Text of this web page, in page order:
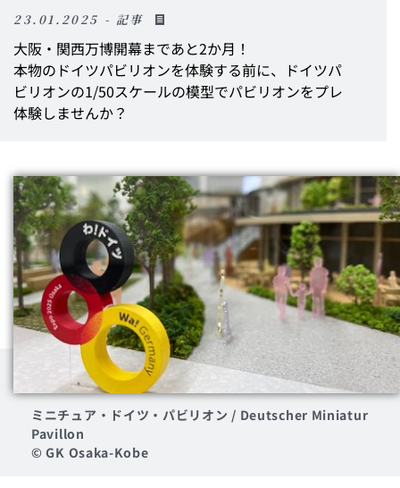
23.01.2025 - 記事
大阪・関西万博開幕まであと2か月！
本物のドイツパビリオンを体験する前に、ドイツパ
ビリオンの1/50スケールの模型でパビリオンをプレ
体験しませんか？
ミニチュア・ドイツ・パビリオン / Deutscher Miniatur
Pavillon
© GK Osaka-Kobe